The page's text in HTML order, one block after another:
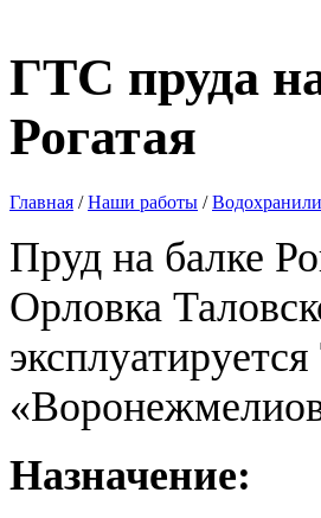
ГТС пруда
Рогатая
Главная / Наши работы /
Пруд на балке
Орловка
Назначение: